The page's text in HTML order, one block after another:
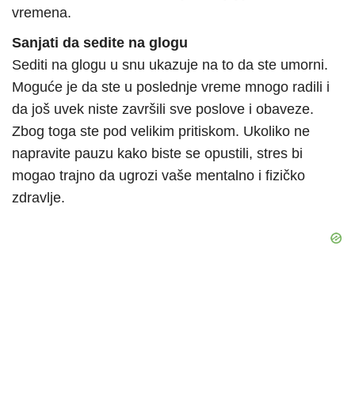
vremena.
Sanjati da sedite na glogu
Sediti na glogu u snu ukazuje na to da ste umorni.
Moguće je da ste u poslednje vreme mnogo radili i
da još uvek niste završili sve poslove i obaveze.
Zbog toga ste pod velikim pritiskom. Ukoliko ne
napravite pauzu kako biste se opustili, stres bi
mogao trajno da ugrozi vaše mentalno i fizičko
zdravlje.